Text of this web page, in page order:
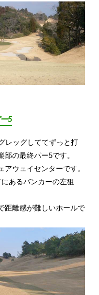
5
レッグしててずっと打
の最終パー5です。
ウェイセンターです。
あるバンカーの左狙
距離感が難しいホールで